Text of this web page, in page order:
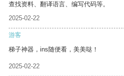
查找资料、翻译语言、编写代码等。
2025-02-22
游客
梯子神器，ins随便看，美美哒！
2025-02-22